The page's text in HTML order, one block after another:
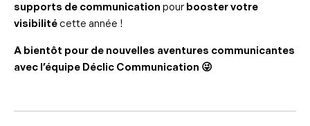
supports de communication pour booster votre
visibilitécette année !
A bientôt pour de nouvelles aventures communicantes
avec l’équipe Déclic Communication 😜